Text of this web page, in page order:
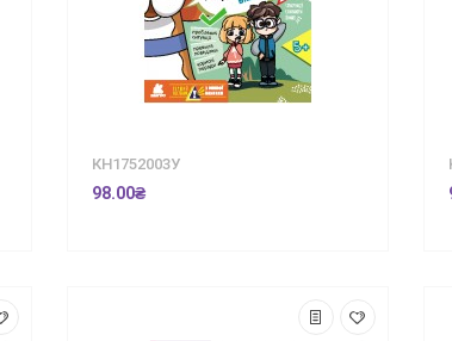
КН1752003У
98.00₴